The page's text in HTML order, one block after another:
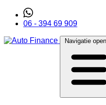
06 - 394 69 909
Navigatie